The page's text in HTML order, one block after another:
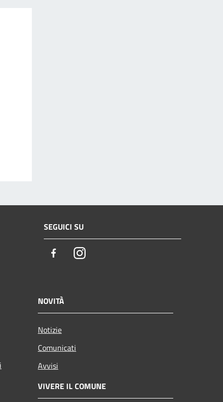
SEGUICI SU
FacebookInstagram
NOVITÀ
Notizie
Comunicati
Avvisi
VIVERE IL COMUNE